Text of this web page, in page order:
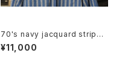
70's navy jacquard stripe
balloon sleeve Shirt
¥11,000